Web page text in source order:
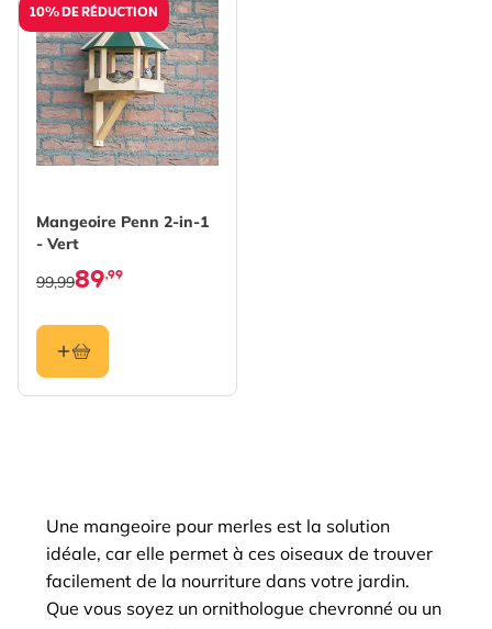
10% DE RÉDUCTION
Mangeoire Penn 2-in-1
- Vert
89,99
99,99
Une mangeoire pour merles est la solution
idéale, car elle permet à ces oiseaux de trouver
facilement de la nourriture dans votre jardin.
Que vous soyez un ornithologue chevronné ou un